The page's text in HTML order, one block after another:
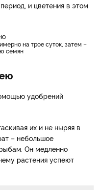
и цветения в этом
семян
удобрений
их и не ныряя в
– небольшое
Он медленно
растения успеют